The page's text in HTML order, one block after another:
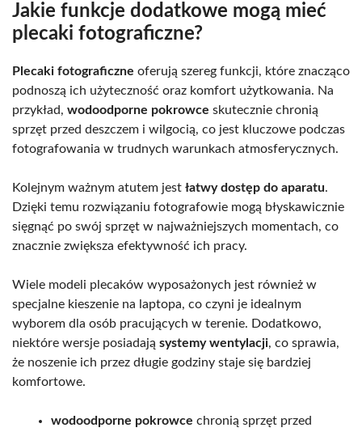
Jakie funkcje dodatkowe mogą mieć
plecaki fotograficzne?
Plecaki fotograficzne oferują szereg funkcji, które znacząco
podnoszą ich użyteczność oraz komfort użytkowania. Na
przykład, wodoodporne pokrowce skutecznie chronią
sprzęt przed deszczem i wilgocią, co jest kluczowe podczas
fotografowania w trudnych warunkach atmosferycznych.
Kolejnym ważnym atutem jest łatwy dostęp do aparatu.
Dzięki temu rozwiązaniu fotografowie mogą błyskawicznie
sięgnąć po swój sprzęt w najważniejszych momentach, co
znacznie zwiększa efektywność ich pracy.
Wiele modeli plecaków wyposażonych jest również w
specjalne kieszenie na laptopa, co czyni je idealnym
wyborem dla osób pracujących w terenie. Dodatkowo,
niektóre wersje posiadają systemy wentylacji, co sprawia,
że noszenie ich przez długie godziny staje się bardziej
komfortowe.
wodoodporne pokrowce chronią sprzęt przed